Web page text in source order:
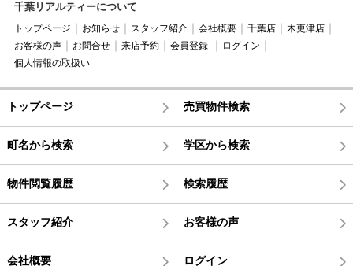
千葉リアルティーについて
トップページ お知らせ スタッフ紹介 会社概要 千葉店
木更津店
お客様の声
お問合せ 来店予約 会員登録
ログイン
個人情報の取扱い
トップページ 売買物件検索
町名から検索 学区から検索
物件閲覧履歴 検索履歴
スタッフ紹介 お客様の声
会社概要 ログイン